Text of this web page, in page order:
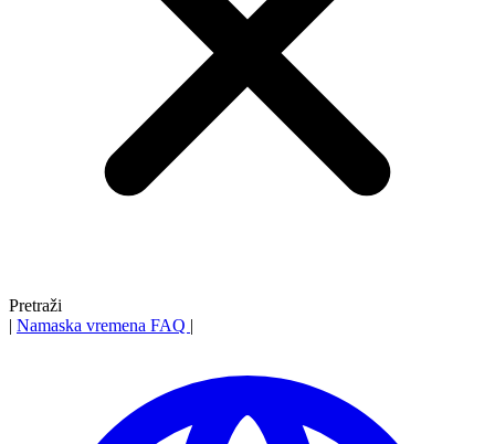
Pretraži
| Namaska vremena FAQ |